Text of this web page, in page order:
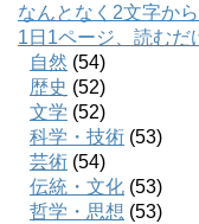
なんとなく2文字か
1日1ページ、読むだ
自然 (54)
歴史 (52)
文学 (52)
科学・技術 (53)
芸術 (54)
伝統・文化 (53)
哲学・思想 (53)